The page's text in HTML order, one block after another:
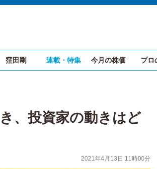
窪田剛 連載・特集 今月の株価 プロ
、投資家の動きはど
2021年4月13日 11時00分